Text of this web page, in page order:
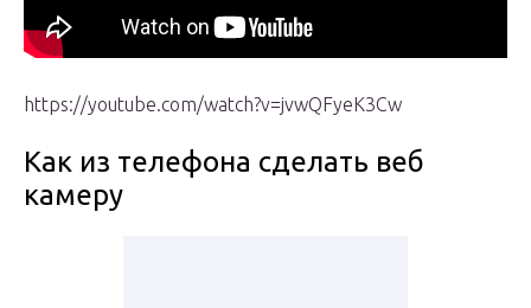
https://youtube.com/watch?v=jvwQFyeK3Cw
Как из телефона сделать веб
камеру